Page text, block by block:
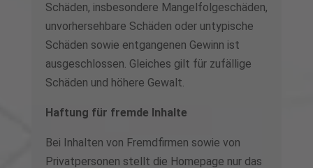
Schäden, insbesondere Mangelfolgeschäden,
unvorhersehbare Schäden oder untypische
Schäden sowie entgangenen Gewinn ist
ausgeschlossen. Gleiches gilt für zufällige
Schäden und höhere Gewalt.
Haftung für fremde Inhalte
Bei Inhalten von Fremdfirmen sowie von
Privatpersonen stellt die Homepage nur das